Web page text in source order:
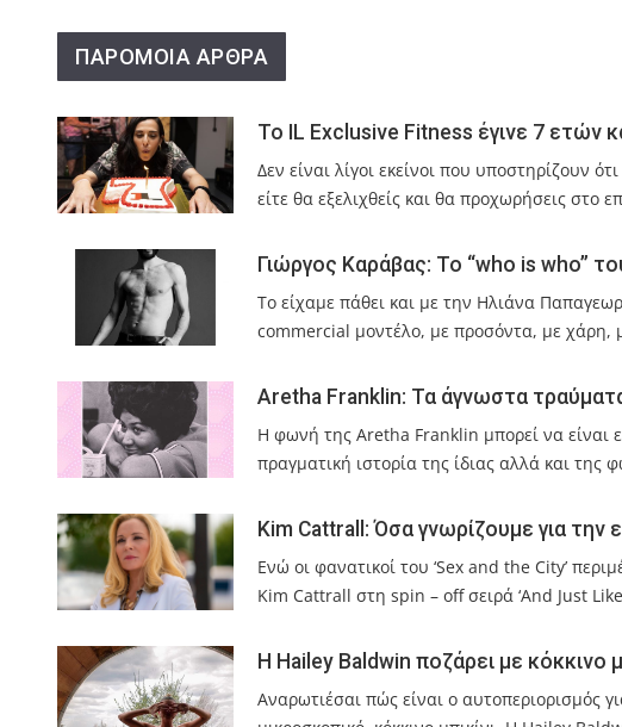
ΠΑΡΟΜΟΙΑ ΑΡΘΡΑ
Το IL Exclusive Fitness έγινε 7 ετών
Δεν είναι λίγοι εκείνοι που υποστηρίζουν
είτε θα εξελιχθείς και θα προχωρήσεις στο
Γιώργος Καράβας: Το “who is who”
Το είχαμε πάθει και με την Ηλιάνα
commercial μοντέλο, με προσόντα, με χάρη,
Aretha Franklin: Τα άγνωστα
Η φωνή της Aretha Franklin μπορεί να είναι
πραγματική ιστορία της ίδιας αλλά και της
Kim Cattrall: Όσα γνωρίζουμε για
Ενώ οι φανατικοί του ‘Sex and the City’
Kim Cattrall στη spin – off σειρά ‘And Just
Η Hailey Baldwin ποζάρει με κόκκινο
Αναρωτιέσαι πώς είναι ο αυτοπεριορισμός